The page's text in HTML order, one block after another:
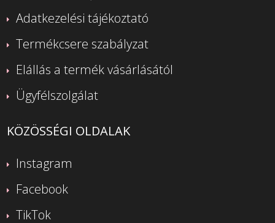
Adatkezelési tájékoztató
Termékcsere szabályzat
Elállás a termék vásárlásától
Ügyfélszolgálat
KÖZÖSSÉGI OLDALAK
Instagram
Facebook
TikTok